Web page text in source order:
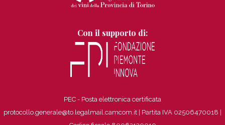
Con il supporto di:
PEC - Posta elettronica certificata
protocollo.generale@to.legalmail.camcom.it | Partita IVA 02506470018